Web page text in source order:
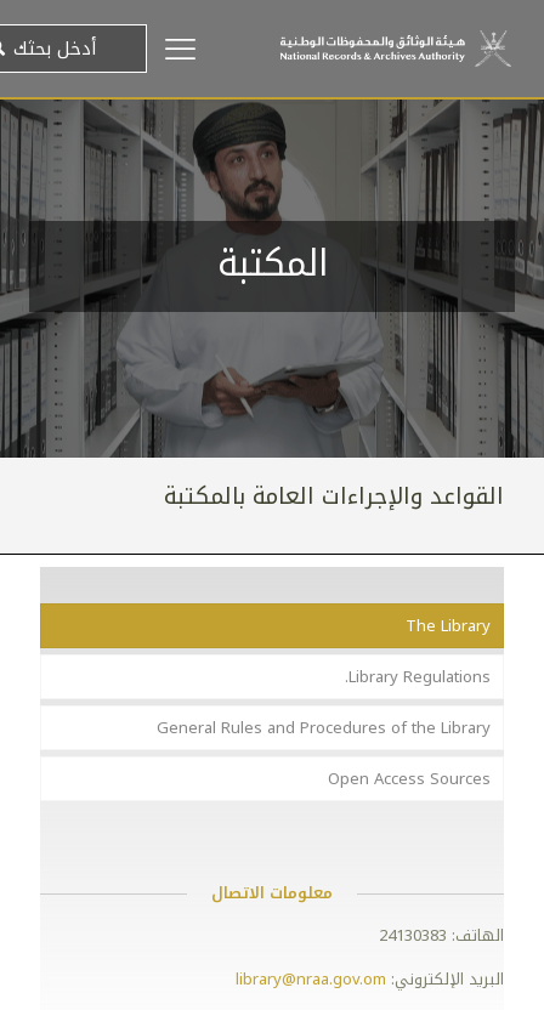
المكتبة
القواعد والإجراءات العامة بالمكتبة
The Library
Library Regulations.
General Rules and Procedures of the Library
Open Access Sources
معلومات الاتصال
الهاتف: 24130383
البريد الإلكتروني: library@nraa.gov.om